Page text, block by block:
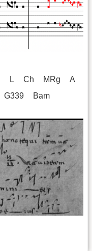
L Ch MRg
A
G339
Bam